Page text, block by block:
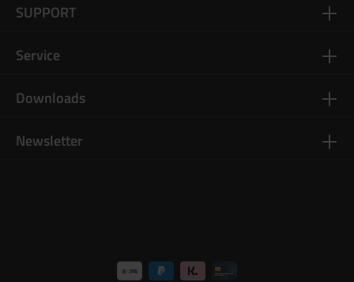
Newsletter
SUPPORT
Service
Downloads